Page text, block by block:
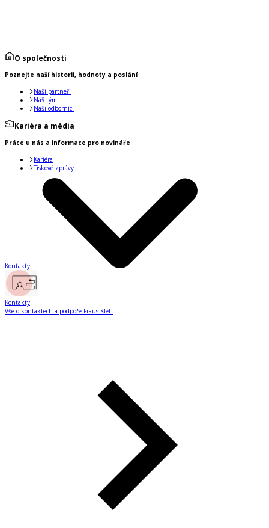
O společnosti
Poznejte naší historii, hodnoty a poslání
Naši partneři
Náš tým
Naši odborníci
Kariéra a média
Práce u nás a informace pro novináře
Kariéra
Tiskové zprávy
Kontakty
Kontakty
Vše o kontaktech a podpoře Fraus Klett